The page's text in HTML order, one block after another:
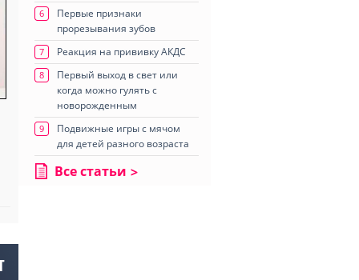
6
Первые признаки
прорезывания зубов
7 Реакция на прививку АКДС
8
Первый выход в свет или
когда можно гулять с
новорожденным
9
Подвижные игры с мячом
для детей разного возраста
Все статьи